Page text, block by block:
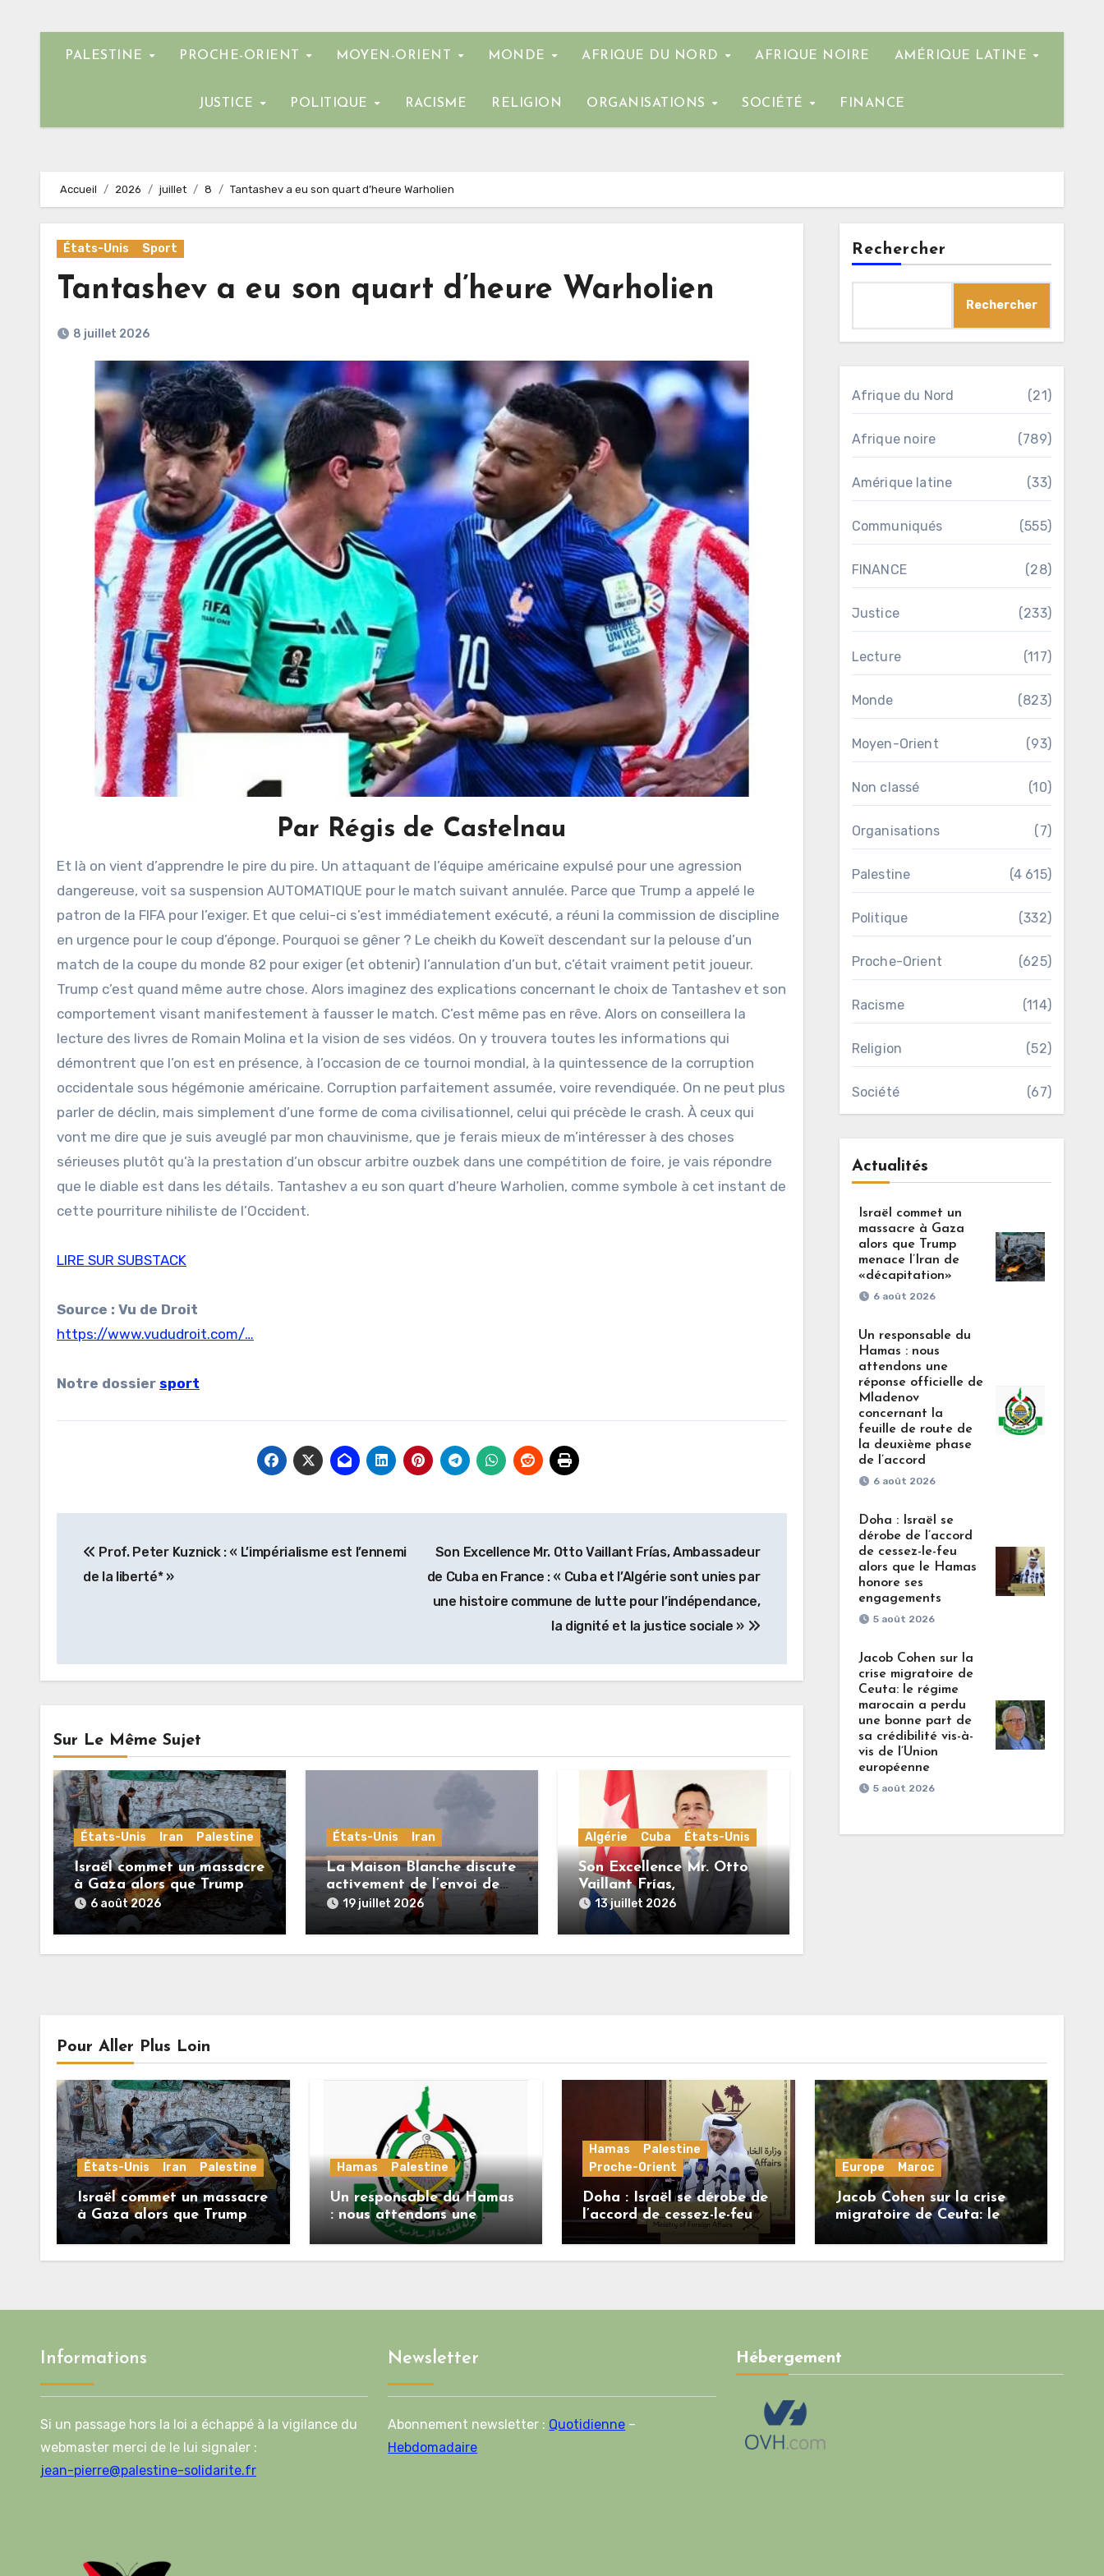
PALESTINE PROCHE-ORIENT MOYEN-ORIENT MONDE AFRIQUE DU NORD AFRIQUE NOIRE AMÉRIQUE LATINE
JUSTICE POLITIQUE RACISME RELIGION ORGANISATIONS SOCIÉTÉ FINANCE
Accueil 2026 juillet 8 Tantashev a eu son quart d’heure Warholien
États-Unis Sport
Tantashev a eu son quart d’heure Warholien
8 juillet 2026
Par Régis de Castelnau
Et là on vient d’apprendre le pire du pire. Un attaquant de l’équipe américaine expulsé pour une agression
dangereuse, voit sa suspension AUTOMATIQUE pour le match suivant annulée. Parce que Trump a appelé le
patron de la FIFA pour l’exiger. Et que celui-ci s’est immédiatement exécuté, a réuni la commission de discipline
en urgence pour le coup d’éponge. Pourquoi se gêner ? Le cheikh du Koweït descendant sur la pelouse d’un
match de la coupe du monde 82 pour exiger (et obtenir) l’annulation d’un but, c’était vraiment petit joueur.
Trump c’est quand même autre chose. Alors imaginez des explications concernant le choix de Tantashev et son
comportement visant manifestement à fausser le match. C’est même pas en rêve. Alors on conseillera la
lecture des livres de Romain Molina et la vision de ses vidéos. On y trouvera toutes les informations qui
démontrent que l’on est en présence, à l’occasion de ce tournoi mondial, à la quintessence de la corruption
occidentale sous hégémonie américaine. Corruption parfaitement assumée, voire revendiquée. On ne peut plus
parler de déclin, mais simplement d’une forme de coma civilisationnel, celui qui précède le crash. À ceux qui
vont me dire que je suis aveuglé par mon chauvinisme, que je ferais mieux de m’intéresser à des choses
sérieuses plutôt qu’à la prestation d’un obscur arbitre ouzbek dans une compétition de foire, je vais répondre
que le diable est dans les détails. Tantashev a eu son quart d’heure Warholien, comme symbole à cet instant de
cette pourriture nihiliste de l’Occident.
LIRE SUR SUBSTACK
Source : Vu de Droit
https://www.vududroit.com/…
Notre dossier sport
de
Prof. Peter Kuznick : « L’impérialisme est l’ennemi
de la liberté* »
Son Excellence Mr. Otto Vaillant Frías, Ambassadeur
de Cuba en France : « Cuba et l’Algérie sont unies par
une histoire commune de lutte pour l’indépendance,
la dignité et la justice sociale »
Sur Le Même Sujet
États-Unis Iran Palestine
Israël commet un massacre
à Gaza alors que Trump
menace l’Iran de
«décapitation»
6 août 2026
États-Unis Iran
La Maison Blanche discute
activement de l’envoi de
troupes terrestres en Iran
19 juillet 2026
Algérie Cuba États-Unis
Son Excellence Mr. Otto
Vaillant Frías,
Ambassadeur de Cuba en
France : « Cuba et
l’Algérie sont unies par
une histoire commune de
13 juillet 2026
Rechercher
Rechercher
Afrique du Nord (21)
Afrique noire (789)
Amérique latine (33)
Communiqués (555)
FINANCE (28)
Justice (233)
Lecture (117)
Monde (823)
Moyen-Orient (93)
Non classé (10)
Organisations (7)
Palestine (4 615)
Politique (332)
Proche-Orient (625)
Racisme (114)
Religion (52)
Société (67)
Actualités
Israël commet un
massacre à Gaza
alors que Trump
menace l’Iran de
«décapitation»
6 août 2026
Un responsable du
Hamas : nous
attendons une
réponse officielle de
Mladenov
concernant la
feuille de route de
la deuxième phase
de l’accord
6 août 2026
Doha : Israël se
dérobe de l’accord
de cessez-le-feu
alors que le Hamas
honore ses
engagements
5 août 2026
Jacob Cohen sur la
crise migratoire de
Ceuta: le régime
marocain a perdu
une bonne part de
sa crédibilité vis-à-
vis de l’Union
européenne
5 août 2026
Pour Aller Plus Loin
États-Unis Iran Palestine
Israël commet un massacre
à Gaza alors que Trump
menace l’Iran de
«décapitation»
Hamas Palestine
Un responsable du Hamas
: nous attendons une
réponse officielle de
Mladenov concernant la
Hamas
Palestine
Proche-Orient
Doha : Israël se dérobe de
l’accord de cessez-le-feu
alors que le Hamas honore
ses engagements
Europe Maroc
Jacob Cohen sur la crise
migratoire de Ceuta: le
régime marocain a perdu
une bonne part de sa
Informations
Si un passage hors la loi a échappé à la vigilance du
webmaster merci de le lui signaler :
jean-pierre@palestine-solidarite.fr
Newsletter
Abonnement newsletter : Quotidienne –
Hebdomadaire
Hébergement